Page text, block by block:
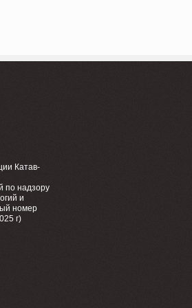
Катав-
по надзору
и
номер
г)